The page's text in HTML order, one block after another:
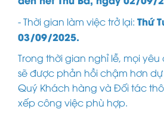
- Thời gian làm việc trở lại: Thứ
03/09/2025.
Trong thời gian nghỉ lễ, mọi
sẽ được phản hồi chậm hơn
Quý Khách hàng và Đối tác
xếp công việc phù hợp.